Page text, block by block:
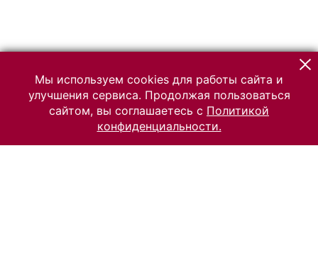
Мы используем cookies для работы сайта и
улучшения сервиса. Продолжая пользоваться
сайтом, вы соглашаетесь с Политикой
конфиденциальности.